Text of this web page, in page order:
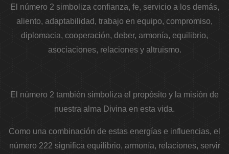
El número 2 simboliza confianza, fe, servicio a los demás,
aliento, adaptabilidad, trabajo en equipo, compromiso,
diplomacia, cooperación, deber, armonía, equilibrio,
asociaciones, relaciones y altruismo.
El número 2 también simboliza el propósito y la misión de
nuestra alma Divina en esta vida.
Como una combinación de estas energías e influencias, el
número 222 significa equilibrio, armonía, relaciones, servir